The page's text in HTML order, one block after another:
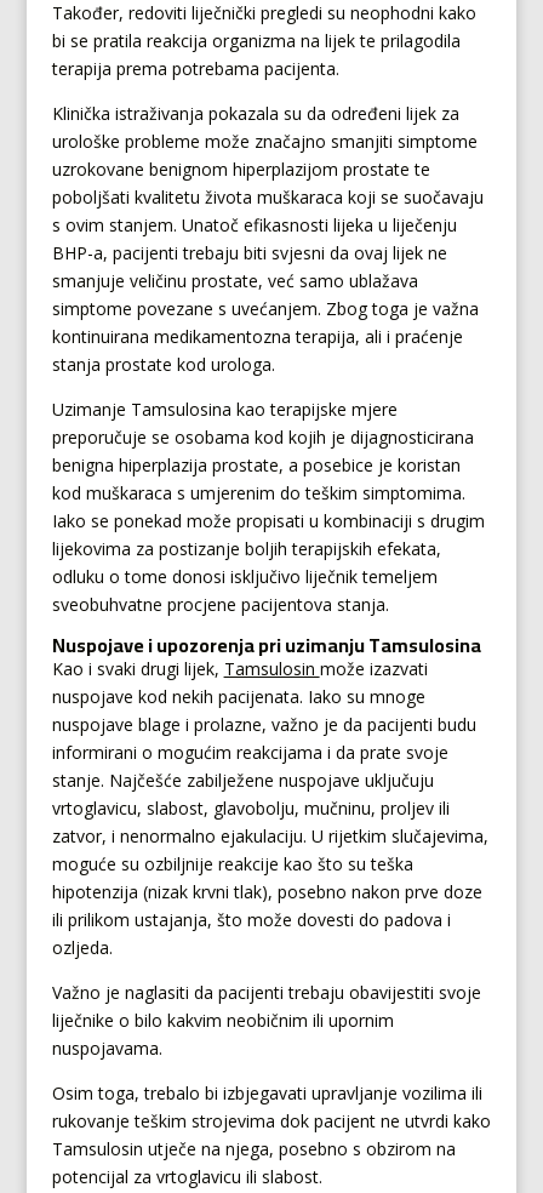
Također, redoviti liječnički pregledi su neophodni kako
bi se pratila reakcija organizma na lijek te prilagodila
terapija prema potrebama pacijenta.
Klinička istraživanja pokazala su da određeni lijek za
urološke probleme može značajno smanjiti simptome
uzrokovane benignom hiperplazijom prostate te
poboljšati kvalitetu života muškaraca koji se suočavaju
s ovim stanjem. Unatoč efikasnosti lijeka u liječenju
BHP-a, pacijenti trebaju biti svjesni da ovaj lijek ne
smanjuje veličinu prostate, već samo ublažava
simptome povezane s uvećanjem. Zbog toga je važna
kontinuirana medikamentozna terapija, ali i praćenje
stanja prostate kod urologa.
Uzimanje Tamsulosina kao terapijske mjere
preporučuje se osobama kod kojih je dijagnosticirana
benigna hiperplazija prostate, a posebice je koristan
kod muškaraca s umjerenim do teškim simptomima.
Iako se ponekad može propisati u kombinaciji s drugim
lijekovima za postizanje boljih terapijskih efekata,
odluku o tome donosi isključivo liječnik temeljem
sveobuhvatne procjene pacijentova stanja.
Nuspojave i upozorenja pri uzimanju Tamsulosina
Kao i svaki drugi lijek, Tamsulosin može izazvati
nuspojave kod nekih pacijenata. Iako su mnoge
nuspojave blage i prolazne, važno je da pacijenti budu
informirani o mogućim reakcijama i da prate svoje
stanje. Najčešće zabilježene nuspojave uključuju
vrtoglavicu, slabost, glavobolju, mučninu, proljev ili
zatvor, i nenormalno ejakulaciju. U rijetkim slučajevima,
moguće su ozbiljnije reakcije kao što su teška
hipotenzija (nizak krvni tlak), posebno nakon prve doze
ili prilikom ustajanja, što može dovesti do padova i
ozljeda.
Važno je naglasiti da pacijenti trebaju obavijestiti svoje
liječnike o bilo kakvim neobičnim ili upornim
nuspojavama.
Osim toga, trebalo bi izbjegavati upravljanje vozilima ili
rukovanje teškim strojevima dok pacijent ne utvrdi kako
Tamsulosin utječe na njega, posebno s obzirom na
potencijal za vrtoglavicu ili slabost.